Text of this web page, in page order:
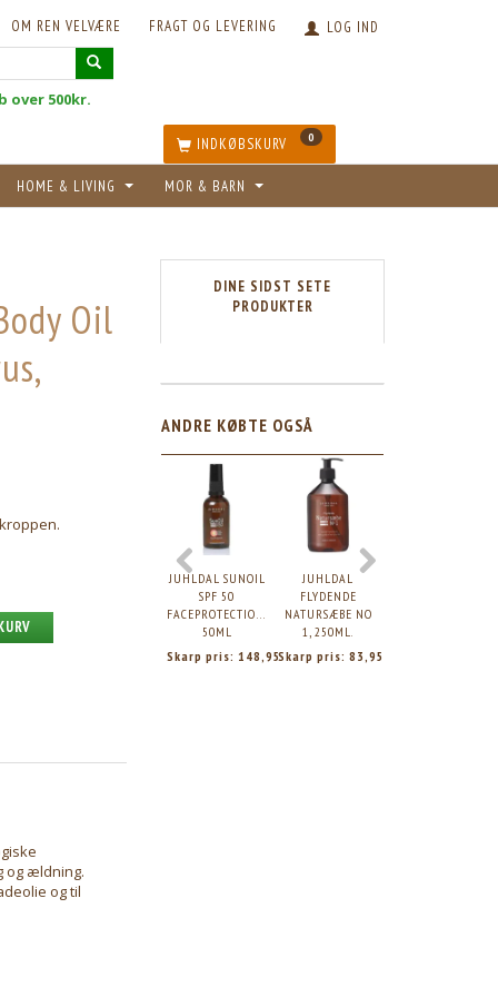
LOG IND
FRAGT OG LEVERING
OM REN VELVÆRE
over 500kr.
INDKØBSKURV 0
HOME & LIVING MOR & BARN
Oil
og ældning.
og til
DINE SIDST SETE
PRODUKTER
ANDRE KØBTE OGSÅ
JUHLDAL SUNOIL
SPF 50
FACEPROTECTION,
50ML
Skarp pris:148,95
JUHLDAL
FLYDENDE
NATURSÆBE NO
1, 250ML.
Skarp pris:83,95